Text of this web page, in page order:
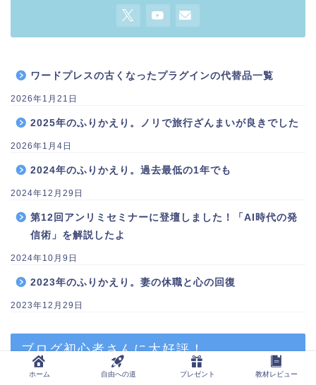
ワードプレスの古くなったプラグインの代替品一覧
2026年1月21日
2025年のふりかえり。ノリで旅行ざんまいが良きでした
2026年1月4日
2024年のふりかえり。過去最低の1年でも
2024年12月29日
第12回アンリミセミナーに登壇しました！「AI時代の発
信術」を解説したよ
2024年10月9日
2023年のふりかえり。妻の休職と心の回復
2023年12月29日
ブログ初心者さんに大好評！
ホーム 自由への道 プレゼント 教材レビュー